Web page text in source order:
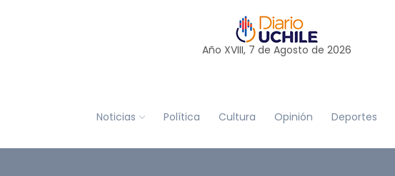
Año XVIII, 7 de Agosto de 2026
Noticias Política Cultura Opinión Deportes